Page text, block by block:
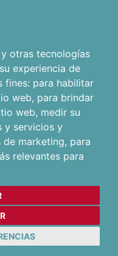
otras tecnologías
experiencia de
fines: para habilitar
web, para brindar
web, medir su
y servicios y
de marketing, para
relevantes para